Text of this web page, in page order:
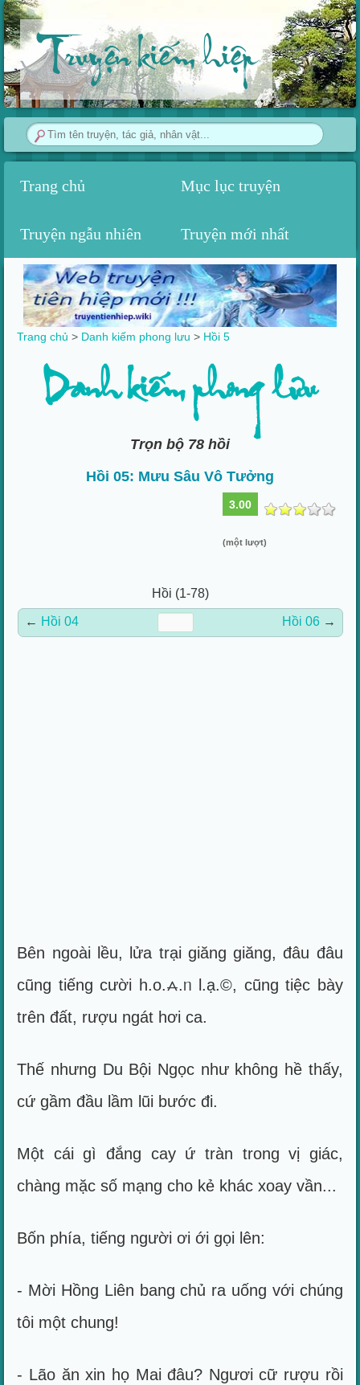
Truyện kiếm hiệp
Trang chủ Mục lục truyện
Truyện ngẫu nhiên Truyện mới nhất
Trang chủ > Danh kiếm phong lưu > Hồi 5
Danh kiếm phong lưu
Trọn bộ 78 hồi
Hồi 05: Mưu Sâu Vô Tưởng
3.00
(một lượt)
Hồi (1-78)
← Hồi 04 Hồi 06 →
Bên ngoài lều, lửa trại giăng giăng, đâu đâu
cũng tiếng cười h.o.⩜.ᥒ l.ạ.©, cũng tiệc bày
trên đất, rượu ngát hơi ca.
Thế nhưng Du Bội Ngọc như không hề thấy,
cứ gầm đầu lầm lũi bước đi.
Một cái gì đắng cay ứ tràn trong vị giác,
chàng mặc số mạng cho kẻ khác xoay vần...
Bốn phía, tiếng người ơi ới gọi lên:
- Mời Hồng Liên bang chủ ra uống với chúng
tôi một chung!
- Lão ăn xin họ Mai đâu? Ngươi cữ rượu rồi